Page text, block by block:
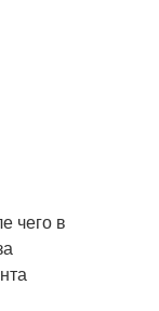
чего в